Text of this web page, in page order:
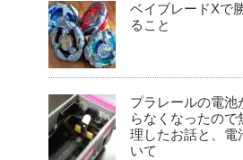
ベイブレードXで
ること
プラレールの電池
らなくなったので
理したお話と、電
いて